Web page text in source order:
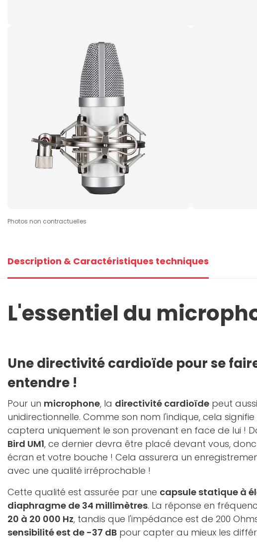
Photos non contractuelles
Description & Caractéristiques techniques
L'essentiel du
Une directivité cardioïde pour se
entendre !
Pour un microphone, la directivité cardioïde peut
unidirectionnelle. Comme son nom l'indique, cela
captera uniquement le son provenant en face de lui !
Bird UM1, ce dernier devra être placé devant vous,
écran et votre bouche ! Cela assurera un
avec une qualité irréprochable !
Cette qualité est assurée par une capsule statique à
diaphragme de 34 millimètres. La réponse en
20 à 20 000 Hz, tandis que l'impédance est de 200
sensibilité est de -37 dB pour capter au mieux les